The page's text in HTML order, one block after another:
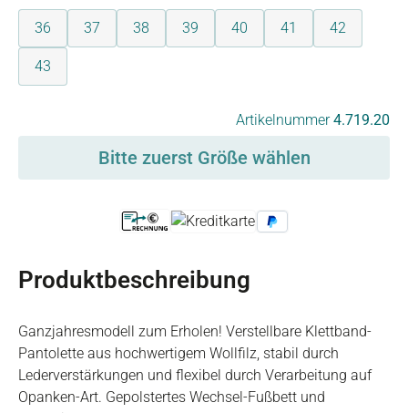
36 37 38 39 40 41 42
43
Artikelnummer4.719.20
Bitte zuerst Größe wählen
Produktbeschreibung
Ganzjahresmodell zum Erholen! Verstellbare Klettband-
Pantolette aus hochwertigem Wollfilz, stabil durch
Lederverstärkungen und flexibel durch Verarbeitung auf
Opanken-Art. Gepolstertes Wechsel-Fußbett und